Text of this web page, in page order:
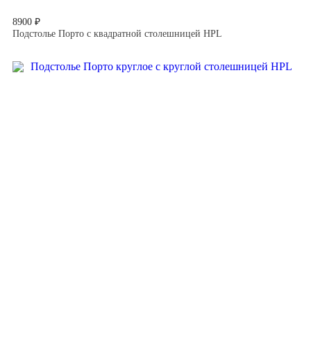
8900 ₽
Подстолье Порто с квадратной столешницей HPL